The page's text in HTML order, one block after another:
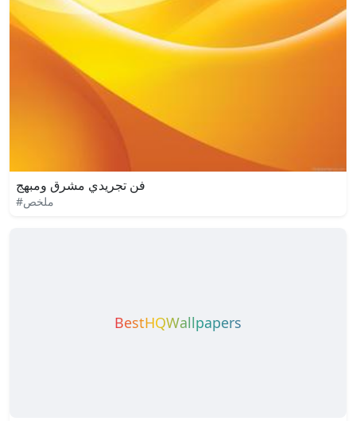
فن تجريدي مشرق ومبهج
#ملخص
BestHQWallpapers